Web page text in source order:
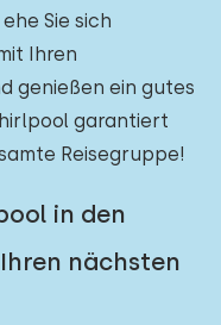
Sie sich
Ihren
genießen ein gutes
garantiert
Reisegruppe!
in den
nächsten